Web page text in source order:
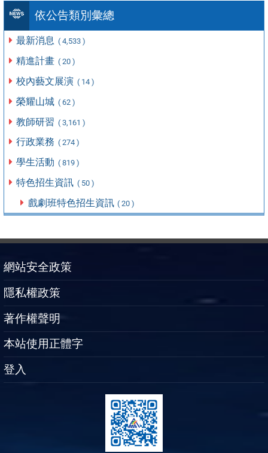
依公告類別彙總
最新消息 ( 4,533 )
精進計畫 ( 20 )
校內藝文展演 ( 14 )
榮耀山城 ( 62 )
教師研習 ( 3,161 )
行政業務 ( 274 )
學生活動 ( 819 )
特色招生資訊 ( 50 )
戲劇班特色招生資訊 ( 20 )
網站安全政策
隱私權政策
著作權聲明
本站使用正體字
登入